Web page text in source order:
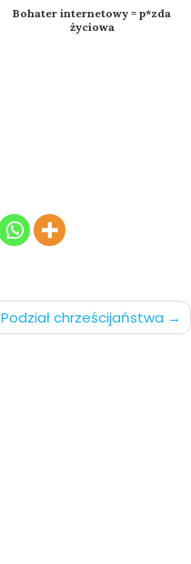
Bohater internetowy = p*zda
życiowa
Podział chrześcijaństwa